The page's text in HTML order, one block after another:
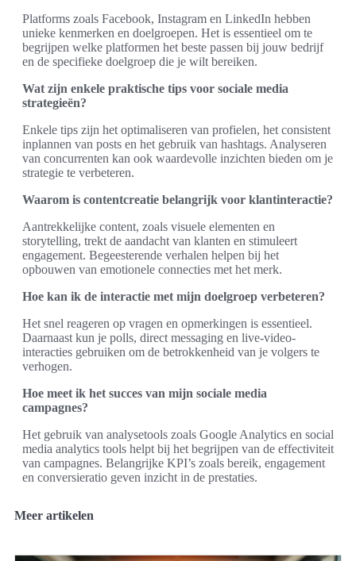
Platforms zoals Facebook, Instagram en LinkedIn hebben
unieke kenmerken en doelgroepen. Het is essentieel om te
begrijpen welke platformen het beste passen bij jouw bedrijf
en de specifieke doelgroep die je wilt bereiken.
Wat zijn enkele praktische tips voor sociale media
strategieën?
Enkele tips zijn het optimaliseren van profielen, het consistent
inplannen van posts en het gebruik van hashtags. Analyseren
van concurrenten kan ook waardevolle inzichten bieden om je
strategie te verbeteren.
Waarom is contentcreatie belangrijk voor klantinteractie?
Aantrekkelijke content, zoals visuele elementen en
storytelling, trekt de aandacht van klanten en stimuleert
engagement. Begeesterende verhalen helpen bij het
opbouwen van emotionele connecties met het merk.
Hoe kan ik de interactie met mijn doelgroep verbeteren?
Het snel reageren op vragen en opmerkingen is essentieel.
Daarnaast kun je polls, direct messaging en live-video-
interacties gebruiken om de betrokkenheid van je volgers te
verhogen.
Hoe meet ik het succes van mijn sociale media
campagnes?
Het gebruik van analysetools zoals Google Analytics en social
media analytics tools helpt bij het begrijpen van de effectiviteit
van campagnes. Belangrijke KPI’s zoals bereik, engagement
en conversieratio geven inzicht in de prestaties.
Meer artikelen